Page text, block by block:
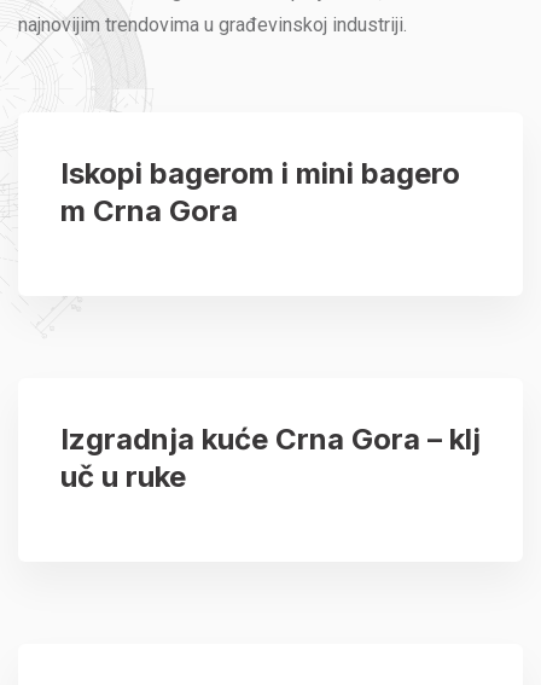
najnovijim trendovima u građevinskoj industriji.
Iskopi bagerom i mini bagero
m Crna Gora
Izgradnja kuće Crna Gora – klj
uč u ruke